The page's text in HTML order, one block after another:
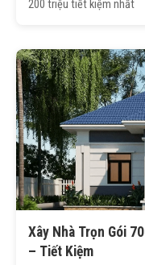
200 triệu tiết kiệm nhất
Xây Nhà Trọn Gói
– Tiết Kiệm